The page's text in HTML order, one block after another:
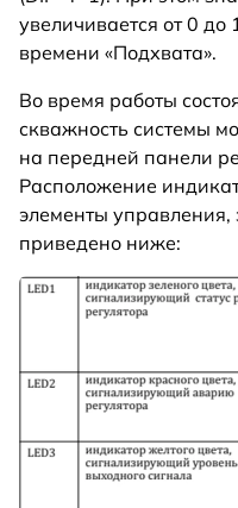
увеличивается от 0
времени «Подхвата».
Во время работы
скважность системы
на передней панели
Расположение
элементы
приведено ниже: